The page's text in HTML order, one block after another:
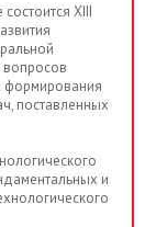
XIII
вопросов
формирования
поставленных
и